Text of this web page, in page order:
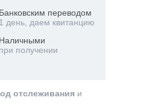
Банковским переводом
1 день, даем квитанцию
Наличными
при получении
отслеживания и